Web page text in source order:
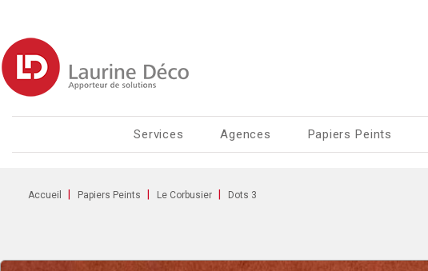
Services Agences Papiers Peints
Accueil Papiers Peints Le Corbusier Dots 3